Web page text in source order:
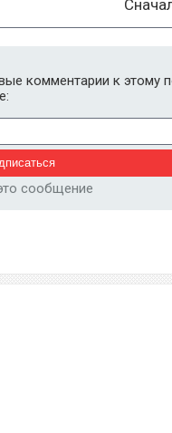
комментарии к этому
сообщение